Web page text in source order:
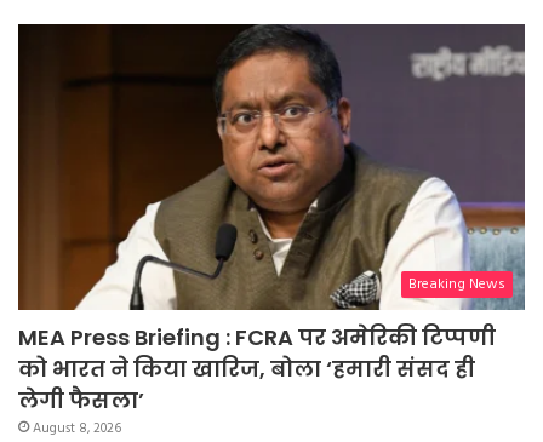
Breaking News
MEA Press Briefing : FCRA पर अमेरिकी टिप्पणी
को भारत ने किया खारिज, बोला ‘हमारी संसद ही
लेगी फैसला’
August 8, 2026